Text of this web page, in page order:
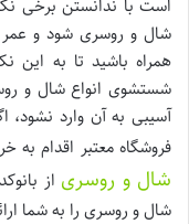
است با ندانستن برخی
شال و روسری شود و عمر
همراه باشید تا به این
شستشوی انواع شال و
آسیبی به آن وارد
فروشگاه معتبر اقدام به
شال و روسری از
شال و روسری را به شما